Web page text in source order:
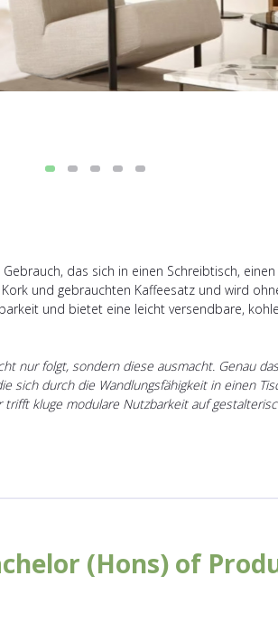
das sich in einen Schreibtisch,
und gebrauchten Kaffeesatz und wird
und bietet eine leicht versendbare,
nur folgt, sondern diese ausmacht. Genau
durch die Wandlungsfähigkeit in einen
kluge modulare Nutzbarkeit auf
(Hons) of